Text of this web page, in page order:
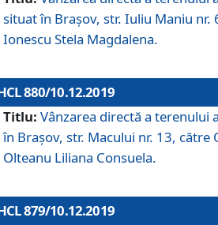
situat în Brașov, str. Iuliu Maniu nr.
Ionescu Stela Magdalena.
880/10.12.2019
Titlu: Vânzarea directă a
în Brașov, str. Macului nr. 13, către
Olteanu Liliana Consuela.
879/10.12.2019